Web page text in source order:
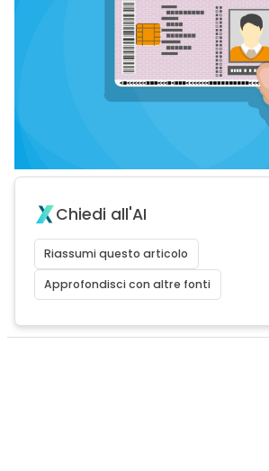
Chiedi all'AI
Riassumi questo articolo
Approfondisci con altre fonti